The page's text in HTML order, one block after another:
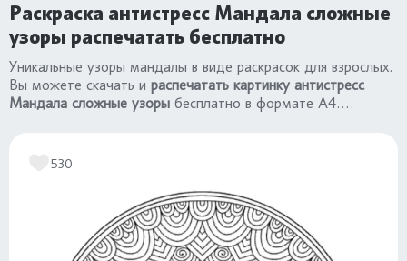
Раскраска антистресс Мандала сложные
узоры распечатать бесплатно
Уникальные узоры мандалы в виде раскрасок для взрослых.
Вы можете скачать и распечатать картинку антистресс
Мандала сложные узоры бесплатно в формате А4.
530